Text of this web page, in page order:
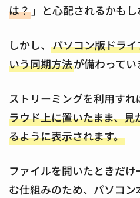
は？ 」と心配されるかもし
しかし、 パソコン版ドラ
いう同期方法が備わってい
ストリーミングを利用すれ
ラウド上に置いたまま、
るように表示されます。
ファイルを開いたときだ
む仕組みのため、パソコ